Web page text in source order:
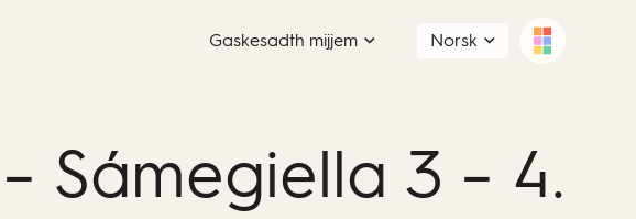
Gaskesadth mijjem Norsk
Sámegiella 3 – 4.